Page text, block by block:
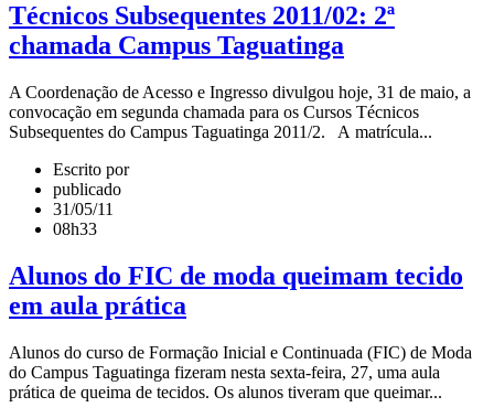
Técnicos Subsequentes 2011/02: 2ª
chamada Campus Taguatinga
A Coordenação de Acesso e Ingresso divulgou hoje, 31 de maio, a
convocação em segunda chamada para os Cursos Técnicos
Subsequentes do Campus Taguatinga 2011/2. A matrícula...
Escrito por
publicado
31/05/11
08h33
Alunos do FIC de moda queimam tecido
em aula prática
Alunos do curso de Formação Inicial e Continuada (FIC) de Moda
do Campus Taguatinga fizeram nesta sexta-feira, 27, uma aula
prática de queima de tecidos. Os alunos tiveram que queimar...